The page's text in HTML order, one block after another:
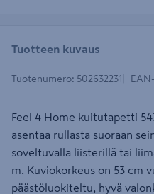
Tuotteen kuvaus
Tuotenumero: 502632231
Feel 4 Home kuitutapetti
asentaa rullasta suoraan
soveltuvalla liisterillä tai
m. Kuviokorkeus on 53 cm
päästöluokiteltu, hyvä